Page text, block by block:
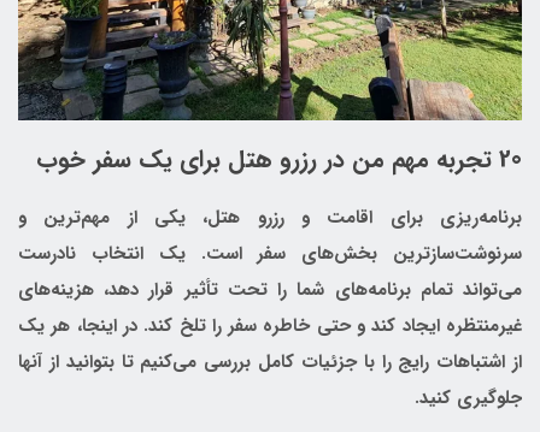
20 تجربه مهم من در رزرو هتل برای یک سفر خوب
برنامه‌ریزی برای اقامت و رزرو هتل، یکی از مهم‌ترین و
سرنوشت‌سازترین بخش‌های سفر است. یک انتخاب نادرست
می‌تواند تمام برنامه‌های شما را تحت تأثیر قرار دهد، هزینه‌های
غیرمنتظره ایجاد کند و حتی خاطره سفر را تلخ کند. در اینجا، هر یک
از اشتباهات رایج را با جزئیات کامل بررسی می‌کنیم تا بتوانید از آنها
جلوگیری کنید.